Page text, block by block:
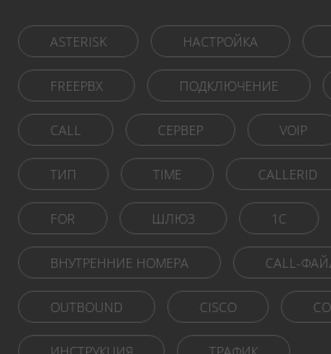
ASTERISK НАСТРОЙКА
FREEPBX ПОДКЛЮЧЕНИЕ
CALL СЕРВЕР VOIP
ТИП TIME CALLERID
FOR ШЛЮЗ 1C
ВНУТРЕННИЕ НОМЕРА CALL-
OUTBOUND CISCO